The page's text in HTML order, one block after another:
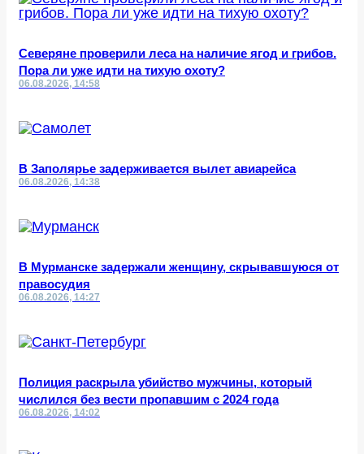
Северяне проверили леса на наличие ягод и грибов.
Пора ли уже идти на тихую охоту?
06.08.2026, 14:58
В Заполярье задерживается вылет авиарейса
06.08.2026, 14:38
В Мурманске задержали женщину, скрывавшуюся от
правосудия
06.08.2026, 14:27
Полиция раскрыла убийство мужчины, который
числился без вести пропавшим с 2024 года
06.08.2026, 14:02